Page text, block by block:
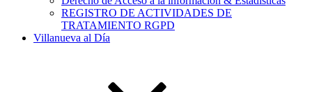
REGISTRO DE ACTIVIDADES DE
TRATAMIENTO RGPD
Villanueva al Día